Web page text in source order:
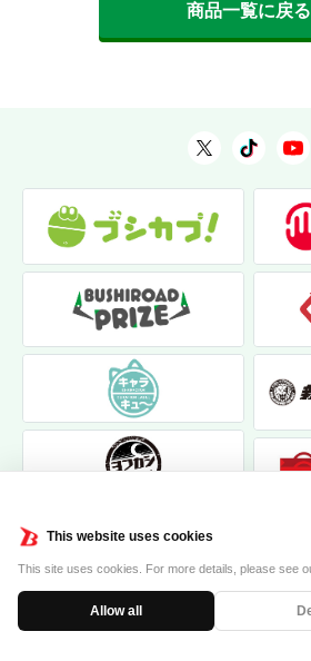
This website uses cookies
This site uses cookies. For more details, please see
Allow all
商品一覧に戻る